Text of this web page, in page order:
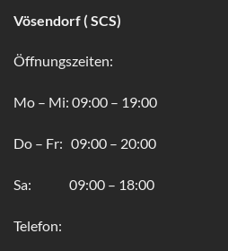
Vösendorf ( SCS)
Öffnungszeiten:
Mo – Mi: 09:00 – 19:00
Do – Fr: 09:00 – 20:00
Sa: 09:00 – 18:00
Telefon: